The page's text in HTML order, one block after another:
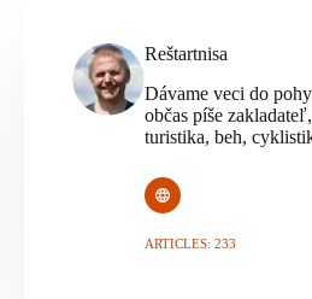
Reštartnisa
Dávame veci do
občas píše
turistika, beh,
ARTICLES: 233